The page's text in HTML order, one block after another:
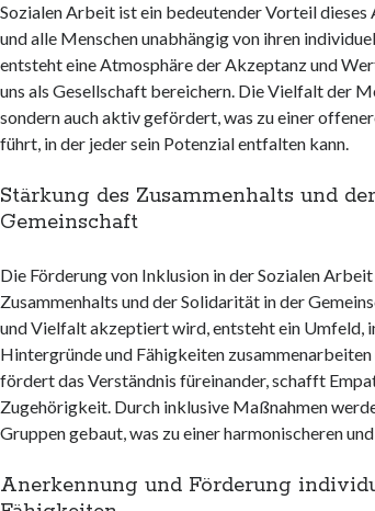
Sozialen Arbeit ist ein bedeutender Vorteil
und alle Menschen unabhängig von ihren
entsteht eine Atmosphäre der Akzeptanz und
uns als Gesellschaft bereichern. Die Vielfalt der
sondern auch aktiv gefördert, was zu einer
führt, in der jeder sein Potenzial entfalten kann.
Stärkung des Zusammenhalts und
Gemeinschaft
Die Förderung von Inklusion in der Sozialen
Zusammenhalts und der Solidarität in der
und Vielfalt akzeptiert wird, entsteht ein Umfeld,
Hintergründe und Fähigkeiten zusammenarbeiten
fördert das Verständnis füreinander, schafft
Zugehörigkeit. Durch inklusive Maßnahmen
Gruppen gebaut, was zu einer harmonischeren
Anerkennung und Förderung